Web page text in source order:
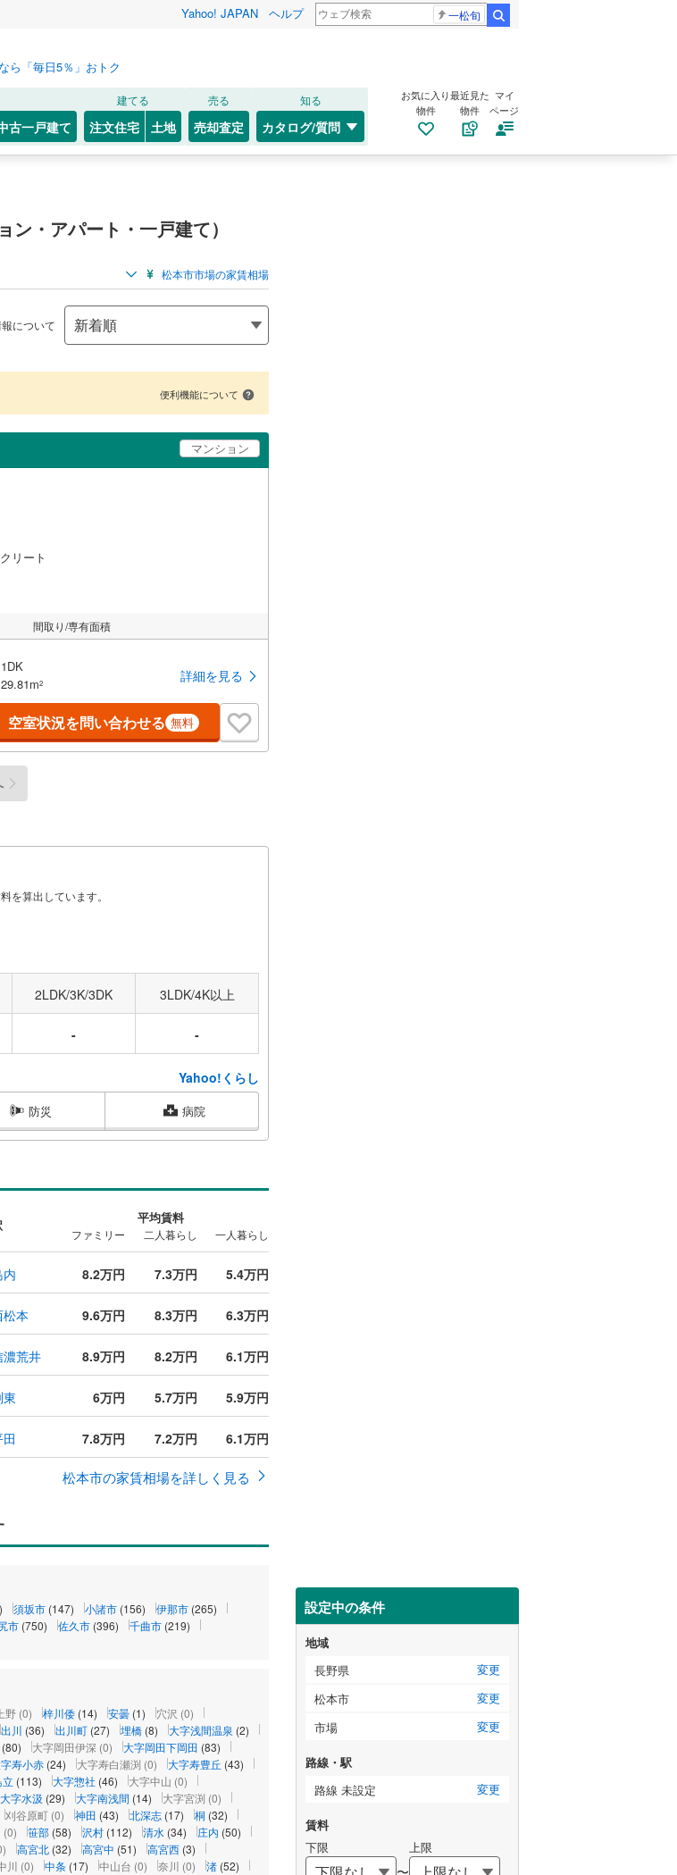
Yahoo! JAPAN ヘルプ 一松旬
ら「毎日5％」おトク
古一戸建て
建てる
注文住宅 土地
売る
売却査定
知る
カタログ/質問
お気に入り
物件
最近見た
物件
マイ
ページ
ン・アパート・一戸建て）
松本市市場の家賃相場
について
便利機能について
マンション
リート
間取り/専有面積
1DK
29.81m2 詳細を見る
空室状況を問い合わせる 無料
を算出しています。
2LDK/3K/3DK 3LDK/4K以上
- -
Yahoo!くらし
防災 病院
平均賃料
ファミリー 二人暮らし 一人暮らし
内 8.2万円 7.3万円 5.4万円
松本 9.6万円 8.3万円 6.3万円
濃荒井 8.9万円 8.2万円 6.1万円
東 6万円 5.7万円 5.9万円
7.8万円 7.2万円 6.1万円
松本市の家賃相場を詳しく見る
須坂市 (147) 小諸市 (156) 伊那市 (265)
市 (750) 佐久市 (396) 千曲市 (219)
野 (0) 梓川倭 (14) 安曇 (1) 穴沢 (0)
出川 (36) 出川町 (27) 埋橋 (8) 大字浅間温泉 (2)
(80) 大字岡田伊深 (0) 大字岡田下岡田 (83)
寿小赤 (24) 大字寿白瀬渕 (0) 大字寿豊丘 (43)
(113) 大字惣社 (46) 大字中山 (0)
大字水汲 (29) 大字南浅間 (14) 大字宮渕 (0)
刈谷原町 (0) 神田 (43) 北深志 (17) 桐 (32)
(0) 笹部 (58) 沢村 (112) 清水 (34) 庄内 (50)
高宮北 (32) 高宮中 (51) 高宮西 (3)
川 (0) 中条 (17) 中山台 (0) 奈川 (0) 渚 (52)
設定中の条件
地域
長野県
変更
松本市
変更
市場
変更
路線・駅
路線 未設定
変更
賃料
下限
上限